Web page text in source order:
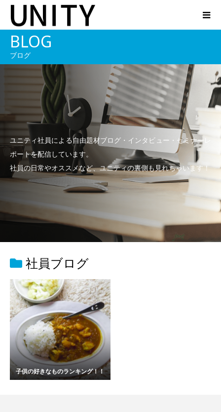
BLOG
ブログ
ユニティ社員による自由題材ブログ・インタビュー・セミナーレ
ポートを配信しています。
社員の日常やオススメなど、ユニティの裏側も見れちゃいます！
社員ブログ
子供の好きなものランキング！！